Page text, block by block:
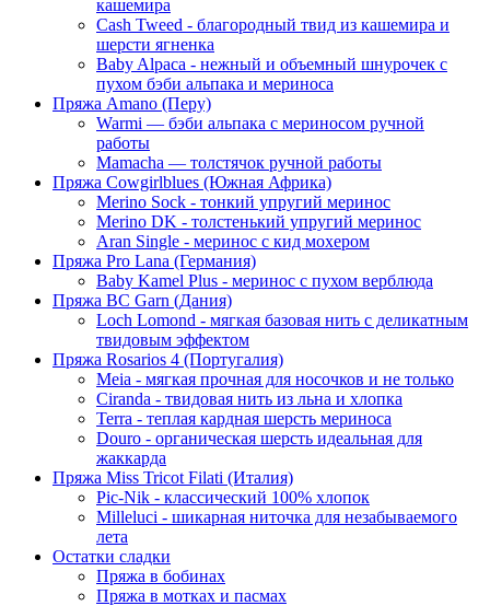
кашемира
Cash Tweed - благородный твид из кашемира и
шерсти ягненка
Baby Alpaca - нежный и объемный шнурочек с
пухом бэби альпака и мериноса
Пряжа Amano (Перу)
Warmi — бэби альпака с мериносом ручной
работы
Mamacha — толстячок ручной работы
Пряжа Cowgirlblues (Южная Африка)
Merino Sock - тонкий упругий меринос
Merino DK - толстенький упругий меринос
Aran Single - меринос с кид мохером
Пряжа Pro Lana (Германия)
Baby Kamel Plus - меринос с пухом верблюда
Пряжа BC Garn (Дания)
Loch Lomond - мягкая базовая нить с деликатным
твидовым эффектом
Пряжа Rosarios 4 (Португалия)
Meia - мягкая прочная для носочков и не только
Ciranda - твидовая нить из льна и хлопка
Terra - теплая кардная шерсть мериноса
Douro - органическая шерсть идеальная для
жаккарда
Пряжа Miss Tricot Filati (Италия)
Pic-Nik - классический 100% хлопок
Milleluci - шикарная ниточка для незабываемого
лета
Остатки сладки
Пряжа в бобинах
Пряжа в мотках и пасмах